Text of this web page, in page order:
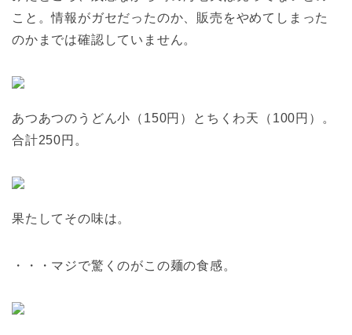
こと。情報がガセだったのか、販売をやめてしまった
のかまでは確認していません。
あつあつのうどん小（150円）とちくわ天（100円）。
合計250円。
果たしてその味は。
・・・マジで驚くのがこの麺の食感。